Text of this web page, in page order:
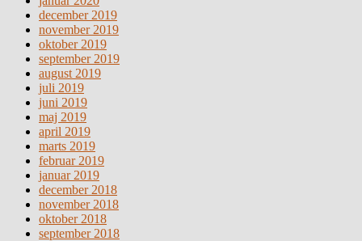
december 2019
november 2019
oktober 2019
september 2019
august 2019
juli 2019
juni 2019
maj 2019
april 2019
marts 2019
februar 2019
januar 2019
december 2018
november 2018
oktober 2018
september 2018